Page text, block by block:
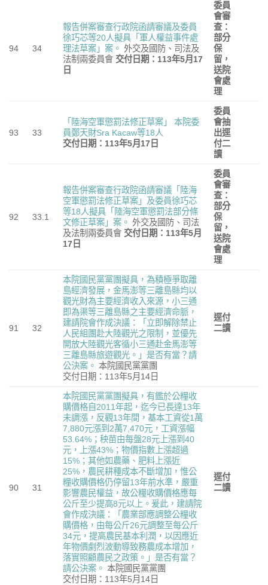
94 34
報告併案審查行政院函請審議及委員
徐巧芯等20人擬具「軍人權益事件處
理法草案」案。 外交及國防、司法及
法制兩委員會 交付日期：113年5月17
日
委員
會審
查：
部分
保
留，
送院
會處
理
93 33
「陸海空軍懲罰法修正草案」
本院委
員鄭天財Sra Kacaw等18人
交付日期：113年5月17 日
委員
會抽
出逕
付二
讀
92 33.1
報告併案審查行政院函請審議「陸海
空軍懲罰法修正草案」及委員徐巧芯
等18人擬具「陸海空軍懲罰法部分條
文修正草案」案。 外交及國防、司法
及法制兩委員會 交付日期：113年5月
17 日
委員
會審
查：
部分
保
留，
送院
會處
理
91 32
本院國民黨黨團擬具，為積極爭取離
島經濟發展，金馬澎等三離島縣均以
觀光財為主要經濟收入來源，小三通
即為渠等三離島縣之主要經濟命脈，
建請院會作成決議：「立即解除禁止
人民組團赴大陸觀光之限制，並優先
開放大陸觀光客循小三通赴金馬澎等
三離島縣旅遊觀光。」是否有當？請
公決案。 本院國民黨黨團
交付日期：113年5月14日
逕付
二讀
90 31
本院國民黨黨團擬具，有鑑於公糧收
購價格自2011年起，迄今已長達13年
未調漲，反觀13年間，基本工資從1萬
7,880元漲到2萬7,470元，工資漲幅
53.64%；秧苗由每盤28元上漲到40
元，上漲43%；物價指數上漲超過
15%；其他如農藥、肥料上漲近
25%，農民耕種成本不斷增加，惟公
糧收購價格仍停留13年前水準，嚴重
影響農民權益，故公糧收購價格應每
公斤至少提高8元以上。爰此，建請院
會作成決議：「農業部應調整公糧收
購價格，由每公斤26元調整至每公斤
34元，提高農民基本利潤，以因應近
年物價劇烈波動導致務農成本增加，
落實照顧農民之政策。」是否有當？
請公決案。 本院國民黨黨團
交付日期：113年5月14日
逕付
二讀